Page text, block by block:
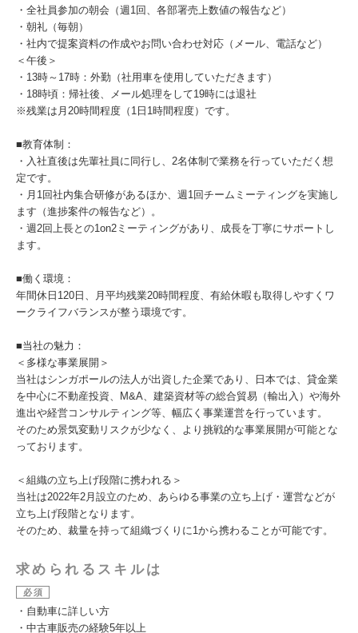
・全社員参加の朝会（週1回、各部署売上数値の報告など）
・朝礼（毎朝）
・社内で提案資料の作成やお問い合わせ対応（メール、電話など）
＜午後＞
・13時～17時：外勤（社用車を使用していただきます）
・18時頃：帰社後、メール処理をして19時には退社
※残業は月20時間程度（1日1時間程度）です。
■教育体制：
・入社直後は先輩社員に同行し、2名体制で業務を行っていただく想
定です。
・月1回社内集合研修があるほか、週1回チームミーティングを実施し
ます（進捗案件の報告など）。
・週2回上長との1on2ミーティングがあり、成長を丁寧にサポートし
ます。
■働く環境：
年間休日120日、月平均残業20時間程度、有給休暇も取得しやすくワ
ークライフバランスが整う環境です。
■当社の魅力：
＜多様な事業展開＞
当社はシンガポールの法人が出資した企業であり、日本では、貸金業
を中心に不動産投資、M&A、建築資材等の総合貿易（輸出入）や海外
進出や経営コンサルティング等、幅広く事業運営を行っています。
そのため景気変動リスクが少なく、より挑戦的な事業展開が可能とな
っております。
＜組織の立ち上げ段階に携われる＞
当社は2022年2月設立のため、あらゆる事業の立ち上げ・運営などが
立ち上げ段階となります。
そのため、裁量を持って組織づくりに1から携わることが可能です。
求められるスキルは
必須
・自動車に詳しい方
・中古車販売の経験5年以上